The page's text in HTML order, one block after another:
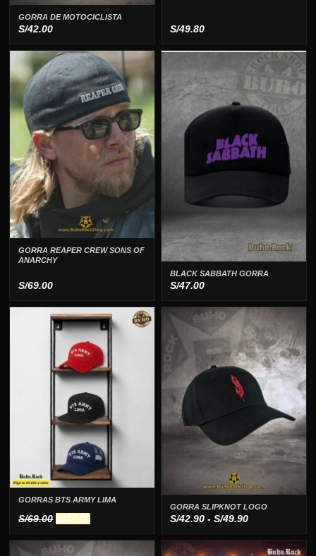
GORRA DE MOTOCICLISTA
S/42.00 S/49.80
GORRA REAPER CREW SONS OF
ANARCHY
S/69.00
BLACK SABBATH GORRA
S/47.00
GORRAS BTS ARMY LIMA
S/69.00 El
original
S/47.00El
actual
GORRA SLIPKNOT LOGO
S/42.90 - S/49.90Rango
precios: